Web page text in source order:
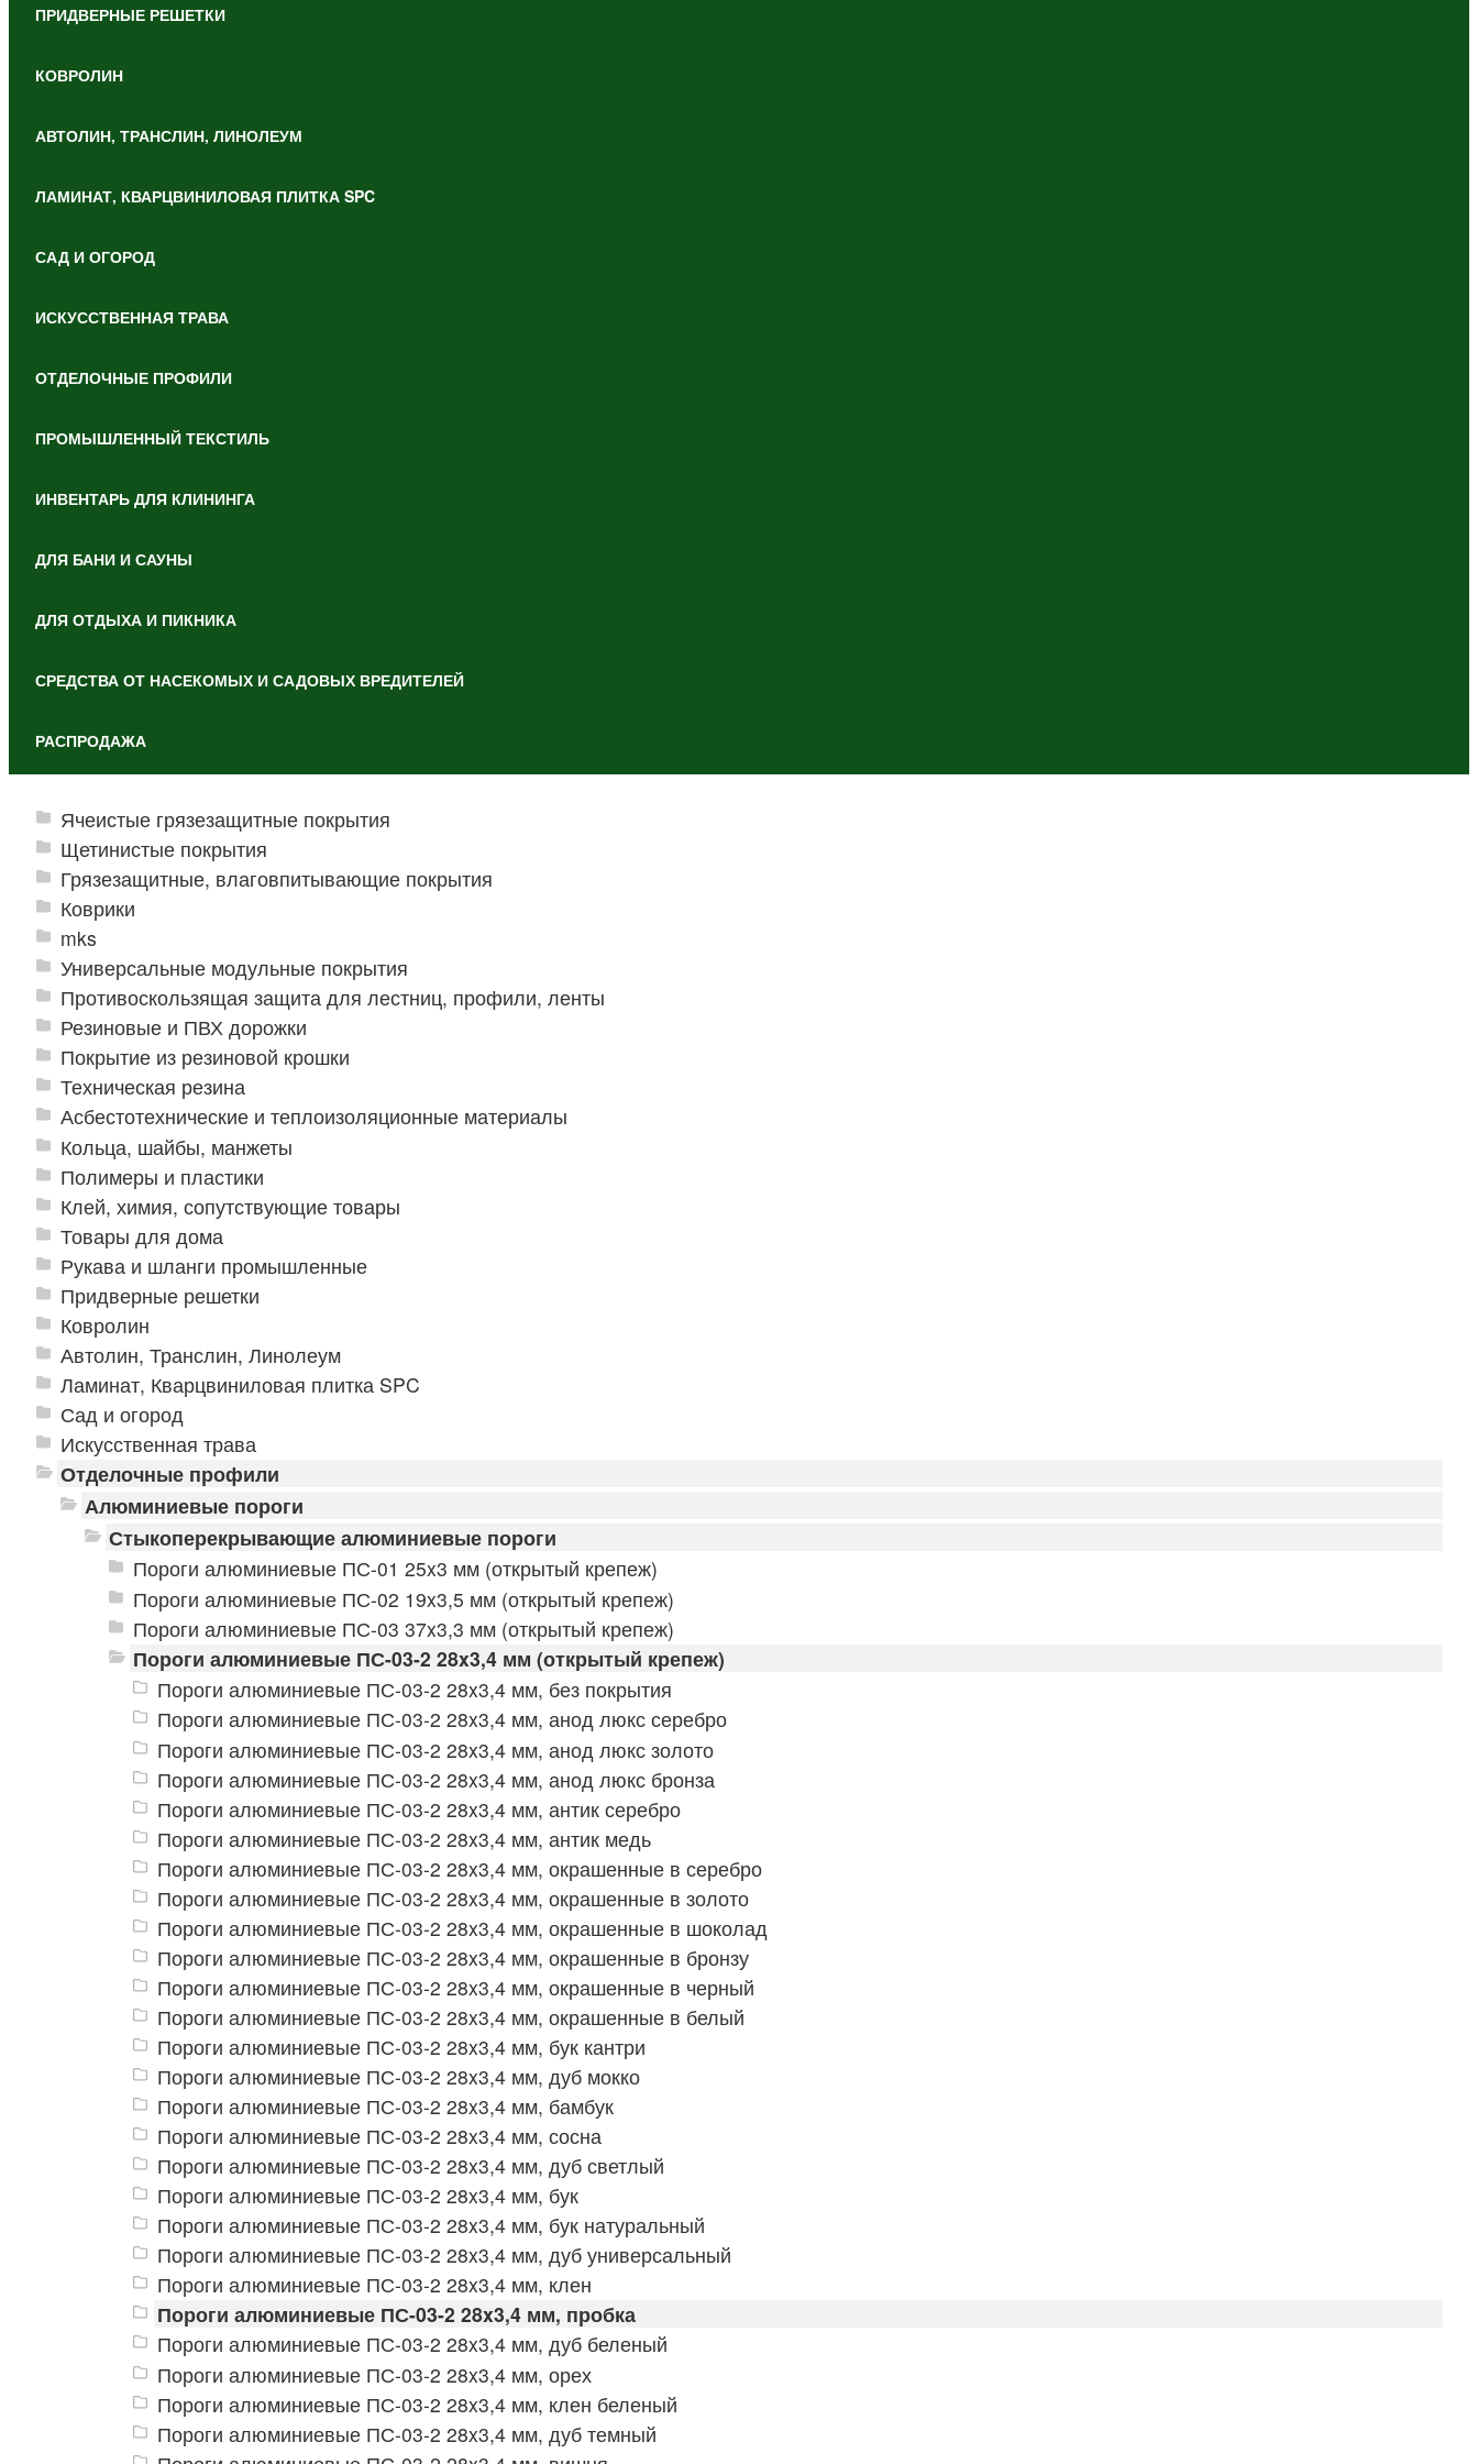
ПРИДВЕРНЫЕ РЕШЕТКИ
КОВРОЛИН
АВТОЛИН, ТРАНСЛИН, ЛИНОЛЕУМ
ЛАМИНАТ, КВАРЦВИНИЛОВАЯ ПЛИТКА SPC
САД И ОГОРОД
ИСКУССТВЕННАЯ ТРАВА
ОТДЕЛОЧНЫЕ ПРОФИЛИ
ПРОМЫШЛЕННЫЙ ТЕКСТИЛЬ
ИНВЕНТАРЬ ДЛЯ КЛИНИНГА
ДЛЯ БАНИ И САУНЫ
ДЛЯ ОТДЫХА И ПИКНИКА
СРЕДСТВА ОТ НАСЕКОМЫХ И САДОВЫХ ВРЕДИТЕЛЕЙ
РАСПРОДАЖА
Ячеистые грязезащитные покрытия
Щетинистые покрытия
Грязезащитные, влаговпитывающие покрытия
Коврики
mks
Универсальные модульные покрытия
Противоскользящая защита для лестниц, профили, ленты
Резиновые и ПВХ дорожки
Покрытие из резиновой крошки
Техническая резина
Асбестотехнические и теплоизоляционные материалы
Кольца, шайбы, манжеты
Полимеры и пластики
Клей, химия, сопутствующие товары
Товары для дома
Рукава и шланги промышленные
Придверные решетки
Ковролин
Автолин, Транслин, Линолеум
Ламинат, Кварцвиниловая плитка SPC
Сад и огород
Искусственная трава
Отделочные профили
Алюминиевые пороги
Стыкоперекрывающие алюминиевые пороги
Пороги алюминиевые ПС-01 25x3 мм (открытый крепеж)
Пороги алюминиевые ПС-02 19x3,5 мм (открытый крепеж)
Пороги алюминиевые ПС-03 37x3,3 мм (открытый крепеж)
Пороги алюминиевые ПС-03-2 28x3,4 мм (открытый крепеж)
Пороги алюминиевые ПС-03-2 28x3,4 мм, без покрытия
Пороги алюминиевые ПС-03-2 28x3,4 мм, анод люкс серебро
Пороги алюминиевые ПС-03-2 28x3,4 мм, анод люкс золото
Пороги алюминиевые ПС-03-2 28x3,4 мм, анод люкс бронза
Пороги алюминиевые ПС-03-2 28x3,4 мм, антик серебро
Пороги алюминиевые ПС-03-2 28x3,4 мм, антик медь
Пороги алюминиевые ПС-03-2 28x3,4 мм, окрашенные в серебро
Пороги алюминиевые ПС-03-2 28x3,4 мм, окрашенные в золото
Пороги алюминиевые ПС-03-2 28x3,4 мм, окрашенные в шоколад
Пороги алюминиевые ПС-03-2 28x3,4 мм, окрашенные в бронзу
Пороги алюминиевые ПС-03-2 28x3,4 мм, окрашенные в черный
Пороги алюминиевые ПС-03-2 28x3,4 мм, окрашенные в белый
Пороги алюминиевые ПС-03-2 28x3,4 мм, бук кантри
Пороги алюминиевые ПС-03-2 28x3,4 мм, дуб мокко
Пороги алюминиевые ПС-03-2 28x3,4 мм, бамбук
Пороги алюминиевые ПС-03-2 28x3,4 мм, сосна
Пороги алюминиевые ПС-03-2 28x3,4 мм, дуб светлый
Пороги алюминиевые ПС-03-2 28x3,4 мм, бук
Пороги алюминиевые ПС-03-2 28x3,4 мм, бук натуральный
Пороги алюминиевые ПС-03-2 28x3,4 мм, дуб универсальный
Пороги алюминиевые ПС-03-2 28x3,4 мм, клен
Пороги алюминиевые ПС-03-2 28x3,4 мм, пробка
Пороги алюминиевые ПС-03-2 28x3,4 мм, дуб беленый
Пороги алюминиевые ПС-03-2 28x3,4 мм, орех
Пороги алюминиевые ПС-03-2 28x3,4 мм, клен беленый
Пороги алюминиевые ПС-03-2 28x3,4 мм, дуб темный